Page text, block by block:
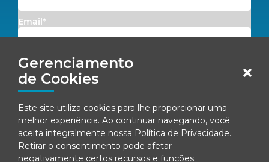
Gerenciamento
de Cookies
Este site utiliza cookies para lhe proporcionar uma
melhor experiência. Ao continuar navegando, você
aceita integralmente nossa Política de Privacidade.
Retirar o consentimento pode afetar
negativamente certos recursos e funções.
Email*
Concordo em receber comunicações da Fenacon.
Ao se inscrever, você concorda com nossaPolítica de Privacidade